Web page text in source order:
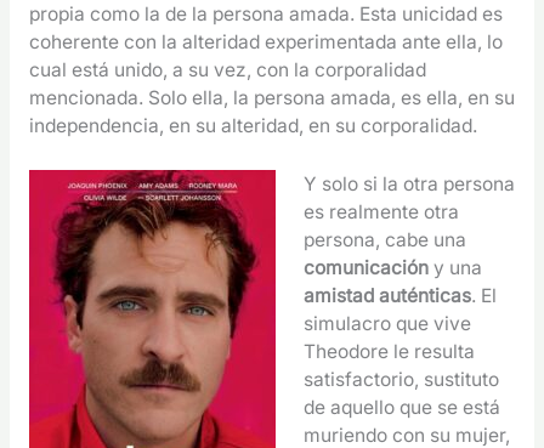
propia como la de la persona amada. Esta unicidad es
coherente con la alteridad experimentada ante ella, lo
cual está unido, a su vez, con la corporalidad
mencionada. Solo ella, la persona amada, es ella, en su
independencia, en su alteridad, en su corporalidad.
Y solo si la otra persona
es realmente otra
persona, cabe una
comunicacióny una
amistad auténticas. El
simulacro que vive
Theodore le resulta
satisfactorio, sustituto
de aquello que se está
muriendo con su mujer,